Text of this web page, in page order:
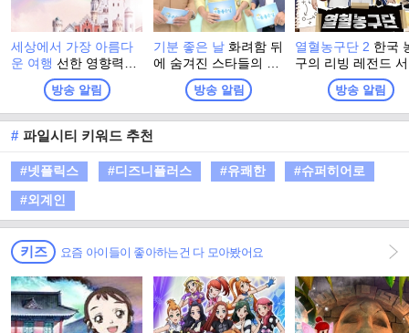
세상에서 가장 아름다
운 여행선한 영향력을
따라 기부의 기쁨과 즐
거움을 전하고, 기부 문
화 확산을 유도하는 사
회 공헌 프로그램
방송 알림
기분 좋은 날 화려함 뒤
에 숨겨진 스타들의 진
솔한 이야기와 이색 명
소에서 펼쳐지는 스타
들의 특별한 체험. 그리
이 함께하는 명강의와
생활에 유익한 다양한
방송 알림
열혈농구단 2 한국
구의 리빙 레전드
훈이 직접 선택한
계 최강 농구팀 ‘라
이글스’! 아시아 제
‘전국 최강전’을 펼
국내 정상에 도전한
비상이 시작된다.
방송 알림
# 파일시티 키워드 추천
#넷플릭스 #디즈니플러스 #유쾌한
#슈퍼히어로
#외계인
키즈 요즘 아이들이 좋아하는건 다 모아봤어요